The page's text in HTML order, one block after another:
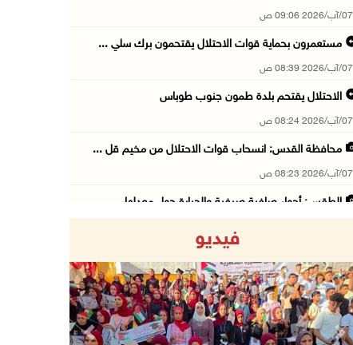
07/آب/2026 09:06 ص
مستعمرون بحماية قوات الاحتلال يقتحمون برك سلي ...
07/آب/2026 08:39 ص
الاحتلال يقتحم بلدة طمون جنوب طوباس
07/آب/2026 08:24 ص
محافظة القدس: انسحاب قوات الاحتلال من مخيم قل ...
07/آب/2026 08:23 ص
الطقس: أجواء صافية صيفية والحرارة حول معدلها ...
06/آب/2026 11:53 م
الاحتلال يخطر باقتلاع أشجار من 310 دونمات وال ...
06/آب/2026 11:14 م
فيديو
Previous Next